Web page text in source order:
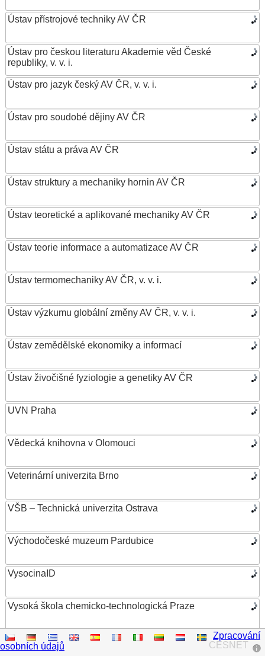
Ústav přístrojové techniky AV ČR
Ústav pro českou literaturu Akademie věd České
republiky, v. v. i.
Ústav pro jazyk český AV ČR, v. v. i.
Ústav pro soudobé dějiny AV ČR
Ústav státu a práva AV ČR
Ústav struktury a mechaniky hornin AV ČR
Ústav teoretické a aplikované mechaniky AV ČR
Ústav teorie informace a automatizace AV ČR
Ústav termomechaniky AV ČR, v. v. i.
Ústav výzkumu globální změny AV ČR, v. v. i.
Ústav zemědělské ekonomiky a informací
Ústav živočišné fyziologie a genetiky AV ČR
UVN Praha
Vědecká knihovna v Olomouci
Veterinární univerzita Brno
VŠB – Technická univerzita Ostrava
Východočeské muzeum Pardubice
VysocinaID
Vysoká škola chemicko-technologická Praze
Vysoká škola ekonomická v Praze
CESNET
Zpracování
osobních údajů